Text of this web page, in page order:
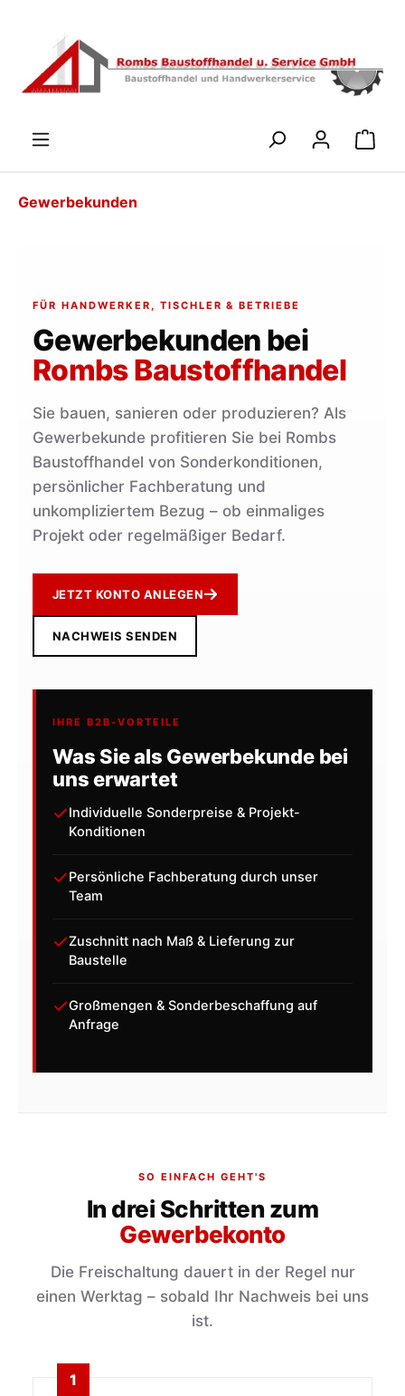
Gewerbekunden
FÜR HANDWERKER, TISCHLER & BETRIEBE
Gewerbekunden bei
Rombs Baustoffhandel
Sie bauen, sanieren oder produzieren? Als
Gewerbekunde profitieren Sie bei Rombs
Baustoffhandel von Sonderkonditionen,
persönlicher Fachberatung und
unkompliziertem Bezug – ob einmaliges
Projekt oder regelmäßiger Bedarf.
JETZT KONTO ANLEGEN
NACHWEIS SENDEN
IHRE B2B-VORTEILE
Was Sie als Gewerbekunde bei
uns erwartet
Individuelle Sonderpreise & Projekt-
Konditionen
Persönliche Fachberatung durch unser
Team
Zuschnitt nach Maß & Lieferung zur
Baustelle
Großmengen & Sonderbeschaffung auf
Anfrage
SO EINFACH GEHT'S
In drei Schritten zum
Gewerbekonto
Die Freischaltung dauert in der Regel nur
einen Werktag – sobald Ihr Nachweis bei uns
ist.
1